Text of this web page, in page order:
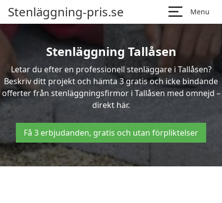
Stenläggning-pris.se Menu
Stenläggning Tallåsen
Letar du efter en professionell stenläggare i Tallåsen?
Beskriv ditt projekt och hämta 3 gratis och icke bindande
offerter från stenläggningsfirmor i Tallåsen med omnejd –
direkt här.
Få 3 erbjudanden, gratis och utan förpliktelser